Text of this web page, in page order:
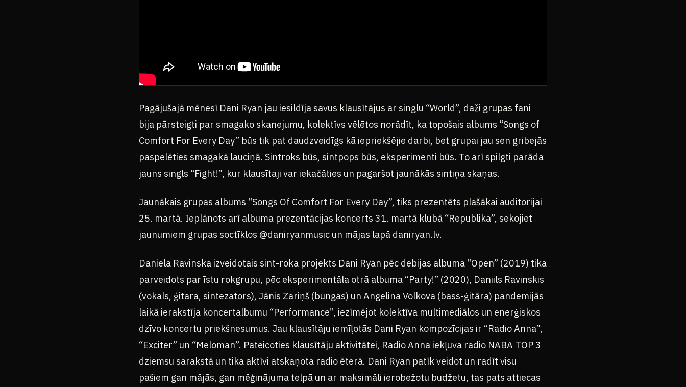
Pagājušajā mēnesī Dani Ryan jau iesildīja savus klausītājus ar singlu “World”, daži grupas fani
bija pārsteigti par smagako skanejumu, kolektīvs vēlētos norādīt, ka topošais albums “Songs of
Comfort For Every Day” būs tik pat daudzveidīgs kā iepriekšējie darbi, bet grupai jau sen gribejās
paspelēties smagakā lauciņā. Sintroks būs, sintpops būs, eksperimenti būs. To arī spilgti parāda
jauns singls “Fight!”, kur klausītaji var iekačāties un pagaršot jaunākās sintiņa skaņas.
Jaunākais grupas albums “Songs Of Comfort For Every Day”, tiks prezentēts plašākai auditorijai
25. martā. Ieplānots arī albuma prezentācijas koncerts 31. martā klubā “Republika”, sekojiet
jaunumiem grupas soctīklos @daniryanmusic un mājas lapā daniryan.lv.
Daniela Ravinska izveidotais sint-roka projekts Dani Ryan pēc debijas albuma “Open” (2019) tika
parveidots par īstu rokgrupu, pēc eksperimentāla otrā albuma “Party!” (2020), Daniils Ravinskis
(vokals, ģitara, sintezators), Jānis Zariņš (bungas) un Angelina Volkova (bass-ģitāra) pandemijās
laikā ierakstīja koncertalbumu “Performance”, iezīmējot kolektīva multimediālos un enerģiskos
dzīvo koncertu priekšnesumus. Jau klausītāju iemīļotās Dani Ryan kompozīcijas ir “Radio Anna”,
“Exciter” un “Meloman”. Pateicoties klausītāju aktivitātei, Radio Anna iekļuva radio NABA TOP 3
dziemsu sarakstā un tika aktīvi atskaņota radio ēterā. Dani Ryan patīk veidot un radīt visu
pašiem gan mājās, gan mēģinājuma telpā un ar maksimāli ierobežotu budžetu, tas pats attiecas